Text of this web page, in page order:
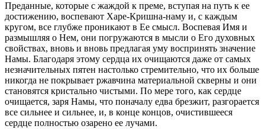
Преданные, которые с жаждой к преме, вступая на путь к ее
достижению, воспевают Харе-Кришна-наму и, с каждым
кругом, все глубже проникают в Ее смысл. Воспевая Имя и
размышляя о Нем, они погружаются в мысли о Его духовных
свойствах, вновь и вновь предлагая уму воспринять значение
Намы. Благодаря этому сердца их очищаются даже от самых
незначительных пятен настолько стремительно, что их больше
никогда не покрывает ржавчина материальной скверны и они
становятся кристально чистыми. По мере того, как сердце
очищается, заря Намы, что поначалу едва брезжит, разгорается
все сильнее и сильнее, и, в конце концов, очистившееся
сердце полностью озарено ее лучами.